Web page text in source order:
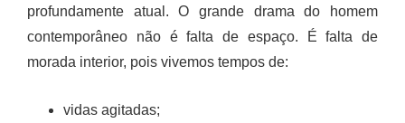
profundamente atual. O grande drama do homem
contemporâneo não é falta de espaço. É falta de
morada interior, pois vivemos tempos de:
vidas agitadas;